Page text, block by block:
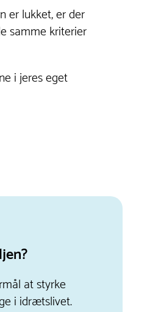
er lukket, er der
samme kriterier
i jeres eget
at styrke
i idrætslivet.